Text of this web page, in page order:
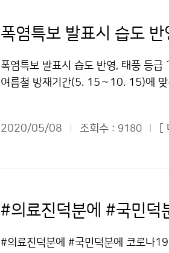
폭염특보 발표시 습도 반영, 태풍 등
여름철 방재기간(5. 15〜10. 15)에
2020/05/08
조회수 : 9180
#의료진덕분에 #국민덕
#의료진덕분에 #국민덕분에 코로나